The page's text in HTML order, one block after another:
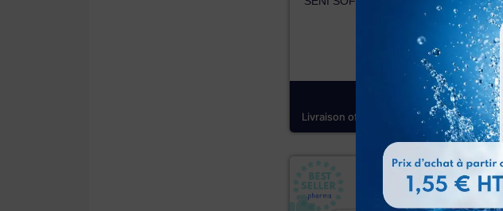
19,92 €
Livraison officine 72h : 12-13 Août 2026